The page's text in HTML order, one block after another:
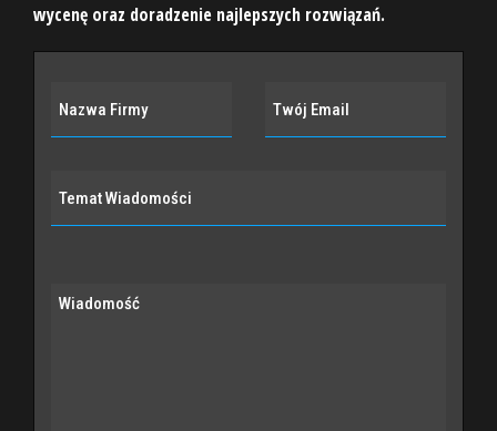
wycenę oraz doradzenie najlepszych rozwiązań.